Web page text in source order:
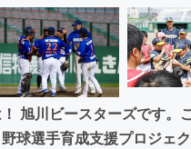
旭川ビースターズです
球選手育成支援プロジェ